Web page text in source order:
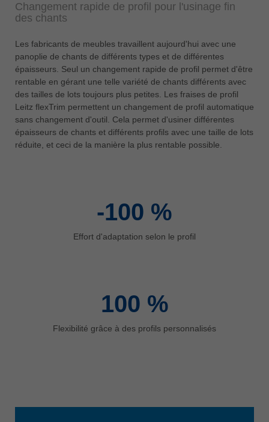
Türkiye
USA
english
Việt Nam
tiếng việt
中国
ประเทศไทย
Changement rapide de profil pour l'usinage fin
des chants
Les fabricants de meubles travaillent aujourd'hui avec une
panoplie de chants de différents types et de différentes
épaisseurs. Seul un changement rapide de profil permet d'être
rentable en gérant une telle variété de chants différents avec
des tailles de lots toujours plus petites. Les fraises de profil
Leitz flexTrim permettent un changement de profil automatique
sans changement d'outil. Cela permet d'usiner différentes
épaisseurs de chants et différents profils avec une taille de lots
réduite, et ceci de la manière la plus rentable possible.
-100 %
Effort d'adaptation selon le profil
100 %
Flexibilité grâce à des profils personnalisés